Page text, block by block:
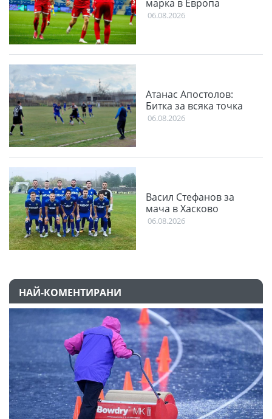
марка в Европа
06.08.2026
Атанас Апостолов:
Битка за всяка точка
06.08.2026
Васил Стефанов за
мача в Хасково
06.08.2026
НАЙ-КОМЕНТИРАНИ